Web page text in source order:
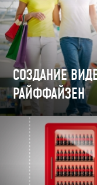
СОЗДАНИЕ
РАЙФФАЙЗЕН